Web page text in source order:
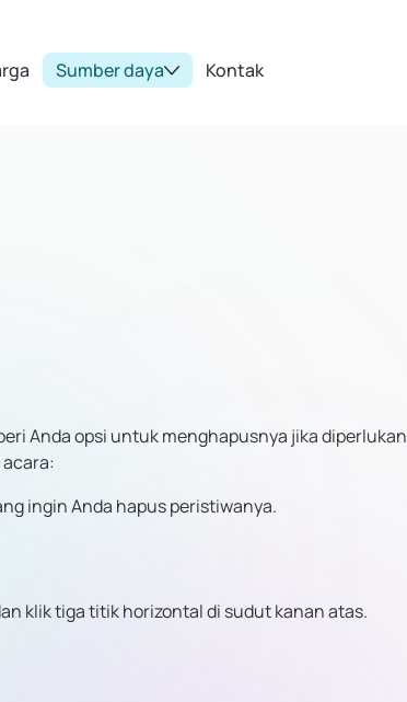
Sumber daya Kontak
Anda opsi untuk menghapusnya jika diperlukan
ingin Anda hapus peristiwanya.
klik tiga titik horizontal di sudut kanan atas.